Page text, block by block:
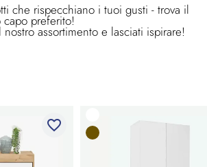
che rispecchiano i tuoi gusti - trova il
preferito!
nostro assortimento e lasciati ispirare!
favorite_border